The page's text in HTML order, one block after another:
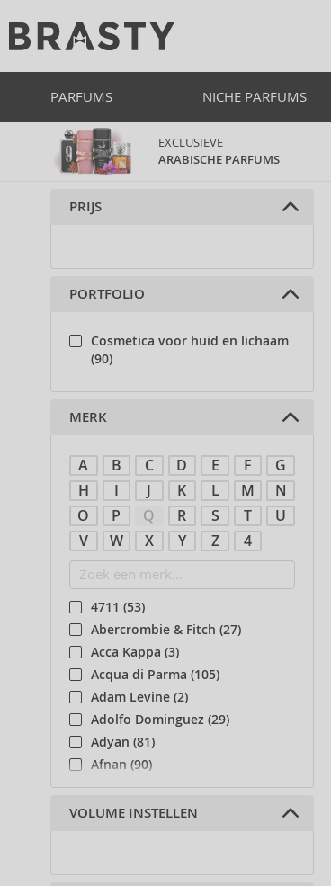
PARFUMS NICHE PARFUMS
EXCLUSIEVE
ARABISCHE PARFUMS
PRIJS
PORTFOLIO
Cosmetica voor huid en lichaam
(90)
MERK
A B C D E F
G
H
I J K L M
N
O
P Q R S T
U
V
W X Y Z 4
4711 (53)
Abercrombie & Fitch (27)
Acca Kappa (3)
Acqua di Parma (105)
Adam Levine (2)
Adolfo Dominguez (29)
Adyan (81)
Afnan (90)
Agent Provocateur (13)
Aigner (42)
Al Wataniah (82)
VOLUME INSTELLEN